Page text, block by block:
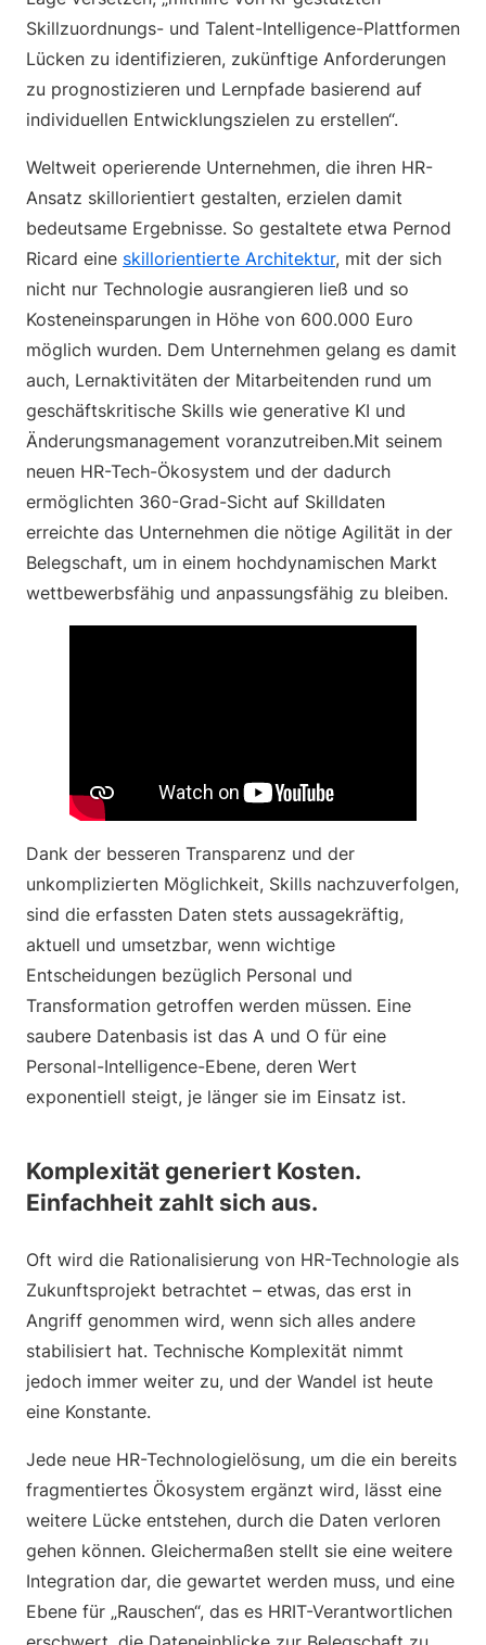
Skillzuordnungs- und Talent-Intelligence-Plattformen
Lücken zu identifizieren, zukünftige Anforderungen
zu prognostizieren und Lernpfade basierend auf
individuellen Entwicklungszielen zu erstellen“.
Weltweit operierende Unternehmen, die ihren HR-
Ansatz skillorientiert gestalten, erzielen damit
bedeutsame Ergebnisse. So gestaltete etwa Pernod
Ricard eine skillorientierte Architektur, mit der sich
nicht nur Technologie ausrangieren ließ und so
Kosteneinsparungen in Höhe von 600.000 Euro
möglich wurden. Dem Unternehmen gelang es damit
auch, Lernaktivitäten der Mitarbeitenden rund um
geschäftskritische Skills wie generative KI und
Änderungsmanagement voranzutreiben.Mit seinem
neuen HR-Tech-Ökosystem und der dadurch
ermöglichten 360-Grad-Sicht auf Skilldaten
erreichte das Unternehmen die nötige Agilität in der
Belegschaft, um in einem hochdynamischen Markt
wettbewerbsfähig und anpassungsfähig zu bleiben.
Dank der besseren Transparenz und der
unkomplizierten Möglichkeit, Skills nachzuverfolgen,
sind die erfassten Daten stets aussagekräftig,
aktuell und umsetzbar, wenn wichtige
Entscheidungen bezüglich Personal und
Transformation getroffen werden müssen. Eine
saubere Datenbasis ist das A und O für eine
Personal-Intelligence-Ebene, deren Wert
exponentiell steigt, je länger sie im Einsatz ist.
Komplexität generiert Kosten.
Einfachheit zahlt sich aus.
Oft wird die Rationalisierung von HR-Technologie als
Zukunftsprojekt betrachtet – etwas, das erst in
Angriff genommen wird, wenn sich alles andere
stabilisiert hat. Technische Komplexität nimmt
jedoch immer weiter zu, und der Wandel ist heute
eine Konstante.
Jede neue HR-Technologielösung, um die ein bereits
fragmentiertes Ökosystem ergänzt wird, lässt eine
weitere Lücke entstehen, durch die Daten verloren
gehen können. Gleichermaßen stellt sie eine weitere
Integration dar, die gewartet werden muss, und eine
Ebene für „Rauschen“, das es HRIT-Verantwortlichen